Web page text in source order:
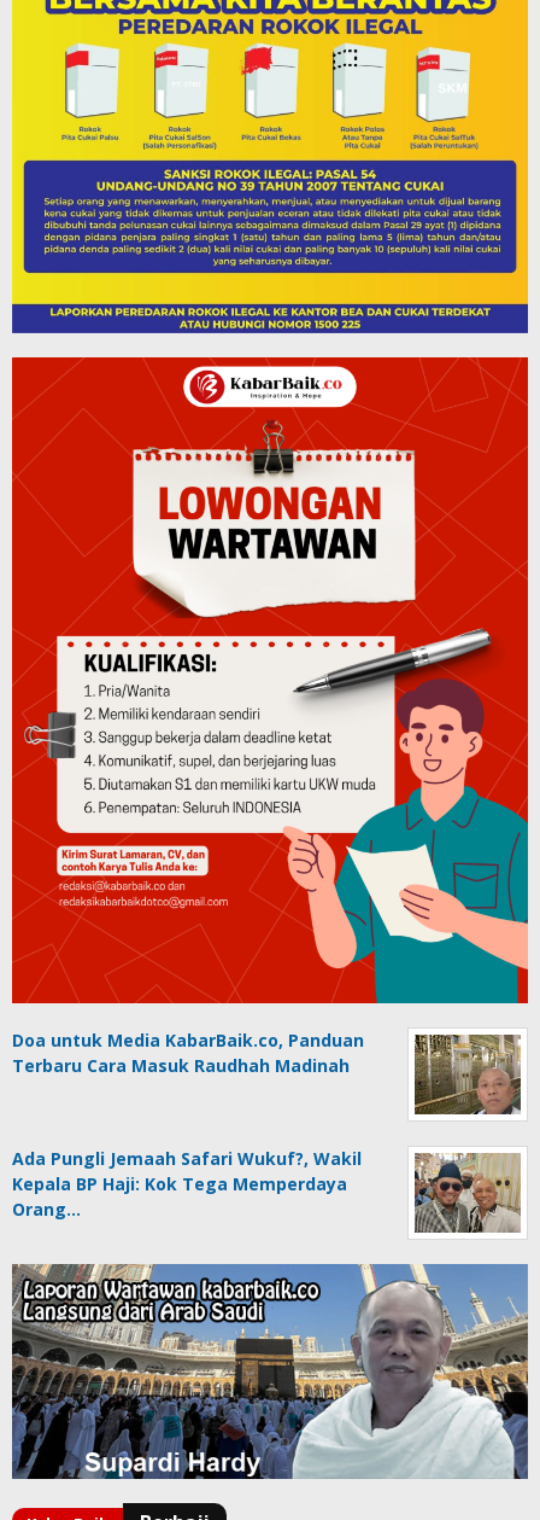
Doa untuk Media KabarBaik.co, Panduan
Terbaru Cara Masuk Raudhah Madinah
Ada Pungli Jemaah Safari Wukuf?, Wakil
Kepala BP Haji: Kok Tega Memperdaya
Orang…